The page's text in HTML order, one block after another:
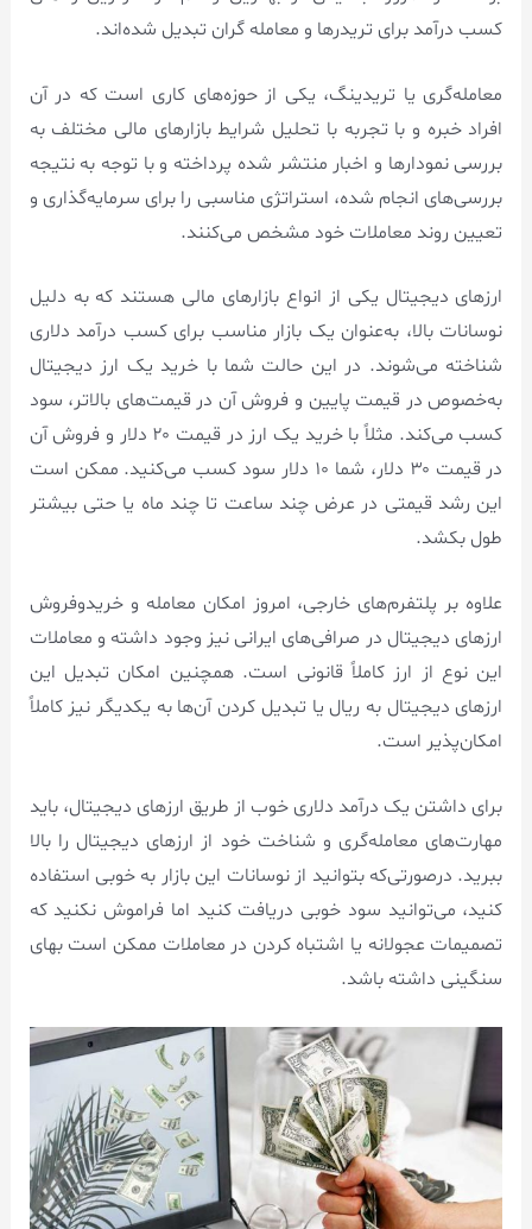
کسب درآمد برای تریدر‌ها و معامله گران تبدیل شده‌اند.
معامله‌گری یا تریدینگ، یکی از حوزه‌های کاری است که در آن
افراد خبره و با تجربه با تحلیل شرایط بازارهای مالی مختلف به
بررسی نمودارها و اخبار منتشر شده پرداخته و با توجه به نتیجه
بررسی‌های انجام شده، استراتژی مناسبی را برای سرمایه‌گذاری و
تعیین روند معاملات خود مشخص می‌کنند.
ارزهای دیجیتال یکی از انواع بازارهای مالی هستند که به دلیل
نوسانات بالا، به‌عنوان یک بازار مناسب برای کسب درآمد دلاری
شناخته می‌شوند. در این حالت شما با خرید یک ارز دیجیتال
به‌خصوص در قیمت پایین و فروش آن در قیمت‌های بالاتر، سود
کسب می‌کند. مثلاً با خرید یک ارز در قیمت ۲۰ دلار و فروش آن
در قیمت ۳۰ دلار، شما ۱۰ دلار سود کسب می‌کنید. ممکن است
این رشد قیمتی در عرض چند ساعت تا چند ماه یا حتی بیشتر
طول بکشد.
علاوه بر پلتفرم‌های خارجی، امروز امکان معامله و خریدوفروش
ارزهای دیجیتال در صرافی‌های ایرانی نیز وجود داشته و معاملات
این نوع از ارز کاملاً قانونی است. همچنین امکان تبدیل این
ارزهای دیجیتال به ریال یا تبدیل کردن آن‌ها به یکدیگر نیز کاملاً
امکان‌پذیر است.
برای داشتن یک درآمد دلاری خوب از طریق ارزهای دیجیتال، باید
مهارت‌های معامله‌گری و شناخت خود از ارزهای دیجیتال را بالا
ببرید. درصورتی‌که بتوانید از نوسانات این بازار به خوبی استفاده
کنید، می‌توانید سود خوبی دریافت کنید اما فراموش نکنید که
تصمیمات عجولانه یا اشتباه کردن در معاملات ممکن است بهای
سنگینی داشته باشد.